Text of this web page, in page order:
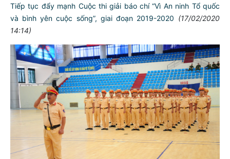
Tiếp tục đẩy mạnh Cuộc thi giải báo chí “Vì An ninh Tổ quốc
và bình yên cuộc sống”, giai đoạn 2019-2020 (17/02/2020
14:14)
TƯ CÁCH
NGƯỜI CÔNG AN CÁCH MỆNH LÀ:
Đối với tự mình, phải
CẦN, KIỆM, LIÊM, CHÍNH
Đối với đồng sự, phải
THÂN ÁI GIÚP ĐỠ
Đối với chính phủ, phải
TUYỆT ĐỐI TRUNG THÀNH